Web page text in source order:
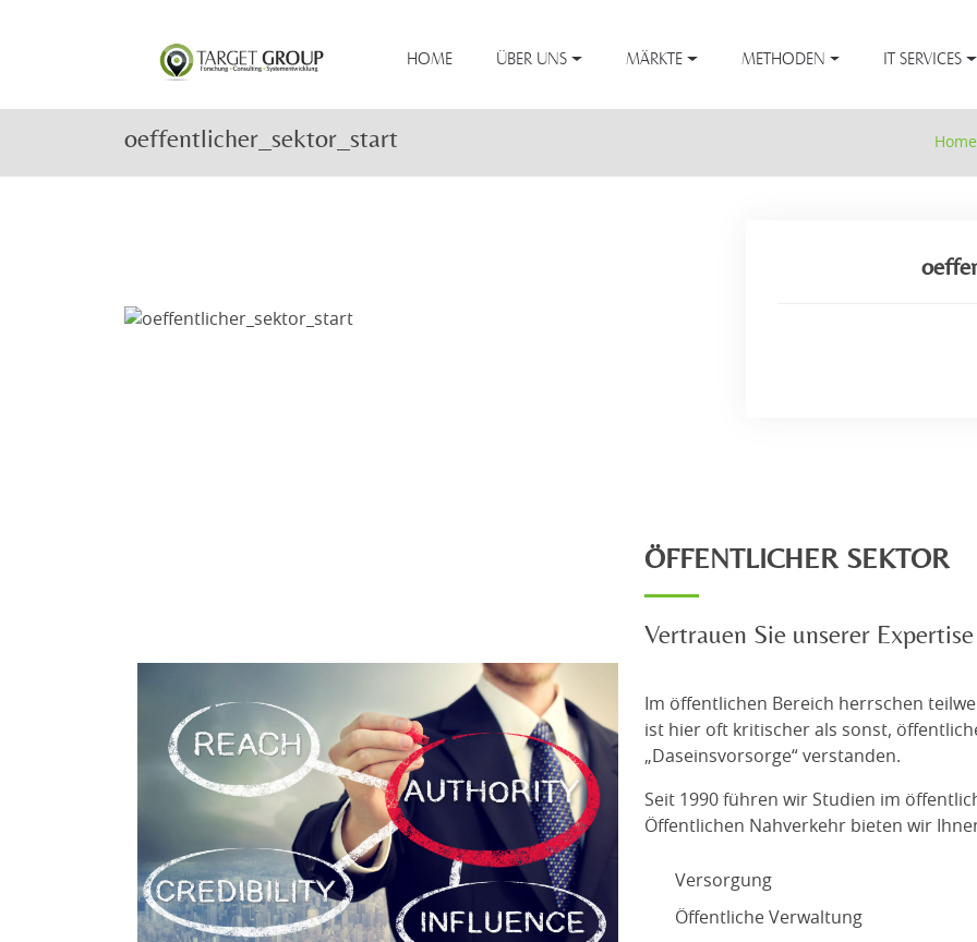
HOME ÜBER UNS MÄRKTE METHODEN IT SERVICES
oeffentlicher_sektor_start Home
ÖFFENTLICHER SEKTOR
Vertrauen Sie unserer
Im öffentlichen Bereich herrschen
ist hier oft kritischer als sonst,
„Daseinsvorsorge“ verstanden.
Seit 1990 führen wir Studien im
Öffentlichen Nahverkehr bieten wir
Versorgung
Öffentliche Verwaltung